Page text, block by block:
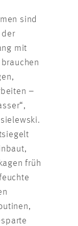
sind
der
mit
–
früh